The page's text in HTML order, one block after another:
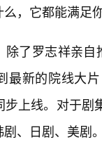
，它都能满足
除了罗志祥亲
最新的院线大
步上线。对于
、日剧、美剧